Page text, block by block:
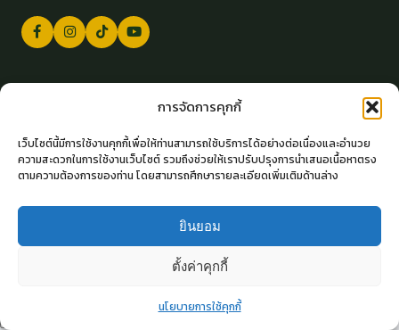
การจัดการคุกกี้
เว็บไซต์นี้มีการใช้งานคุกกี้เพื่อให้ท่านสามารถใช้บริการได้อย่างต่อเนื่องและอำนวย
ความสะดวกในการใช้งานเว็บไซต์ รวมถึงช่วยให้เราปรับปรุงการนำเสนอเนื้อหาตรง
ตามความต้องการของท่าน โดยสามารถศึกษารายละเอียดเพิ่มเติมด้านล่าง
ยินยอม
ตั้งค่าคุกกี้
นโยบายการใช้คุกกี้
klaimueang.official@gmail.com
นโยบายการใช้คุกกี้ (Cookies Policy)
© 2026 ไกลเมือง. All Rights Reserved.